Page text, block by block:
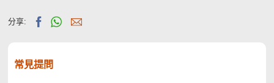
分享:
常見提問